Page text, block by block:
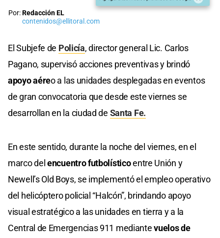
Por:Redacción EL
contenidos@ellitoral.com
El Subjefe de Policía, director general Lic. Carlos
Pagano, supervisó acciones preventivas y brindó
apoyo aéreo a las unidades desplegadas en eventos
de gran convocatoria que desde este viernes se
desarrollan en la ciudad de Santa Fe.
En este sentido, durante la noche del viernes, en el
marco delencuentro futbolísticoentre Unión y
Newell’s Old Boys, se implementó el empleo operativo
del helicóptero policial “Halcón”, brindando apoyo
visual estratégico a las unidades en tierra y a la
Central de Emergencias 911 mediantevuelos de